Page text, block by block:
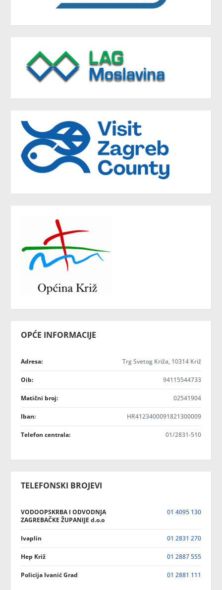
OPĆE INFORMACIJE
Adresa: Trg Svetog Križa, 10314 Križ
Oib: 94115544733
Matični broj: 02541904
Iban: HR4123400091821300009
Telefon centrala: 01/2831-510
TELEFONSKI BROJEVI
VODOOPSKRBA I ODVODNJA
ZAGREBAČKE ŽUPANIJE d.o.o
01 4095 130
Ivaplin 01 2831 270
Hep Križ 01 2887 555
Policija Ivanić Grad 01 2881 111